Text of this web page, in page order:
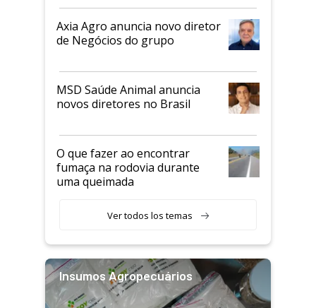
Axia Agro anuncia novo diretor
de Negócios do grupo
MSD Saúde Animal anuncia
novos diretores no Brasil
O que fazer ao encontrar
fumaça na rodovia durante
uma queimada
Ver todos los temas
Insumos Agropecuários